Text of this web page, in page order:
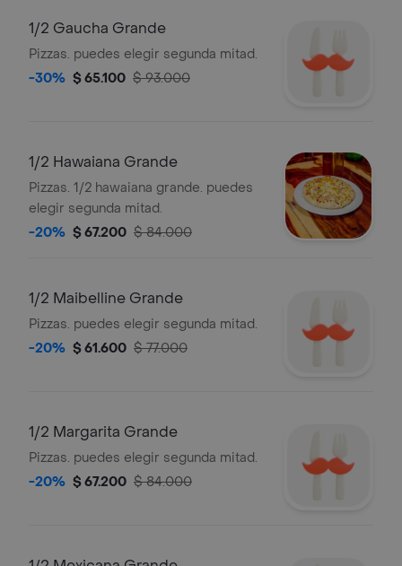
1/2 Gaucha Grande
Pizzas. puedes elegir segunda mitad.
-30% $ 65.100 $ 93.000
1/2 Hawaiana Grande
Pizzas. 1/2 hawaiana grande. puedes
elegir segunda mitad.
-20% $ 67.200 $ 84.000
1/2 Maibelline Grande
Pizzas. puedes elegir segunda mitad.
-20% $ 61.600 $ 77.000
1/2 Margarita Grande
Pizzas. puedes elegir segunda mitad.
-20% $ 67.200 $ 84.000